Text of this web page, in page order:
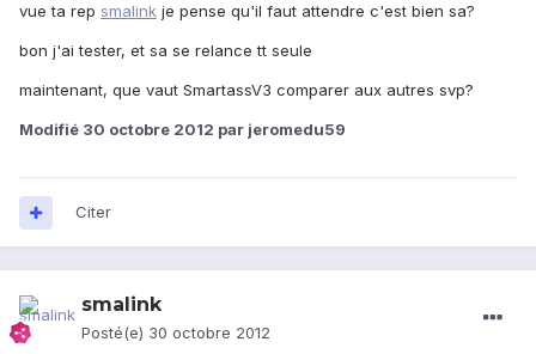
vue ta rep smalink je pense qu'il faut attendre c'est bien sa?
bon j'ai tester, et sa se relance tt seule
maintenant, que vaut SmartassV3 comparer aux autres svp?
Modifié 30 octobre 2012 par jeromedu59
Citer
smalink
Posté(e) 30 octobre 2012